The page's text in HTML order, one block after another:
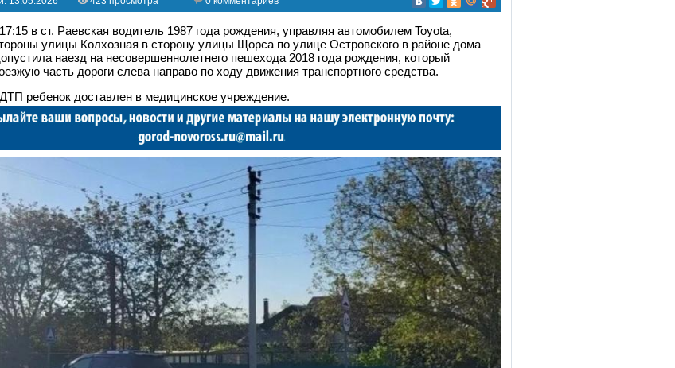
в ст. Раевская водитель 1987 года рождения, управляя автомобилем Toyota,
улицы Колхозная в сторону улицы Щорса по улице Островского в районе дома
наезд на несовершеннолетнего пешехода 2018 года рождения, который
часть дороги слева направо по ходу движения транспортного средства.
ребенок доставлен в медицинское учреждение.